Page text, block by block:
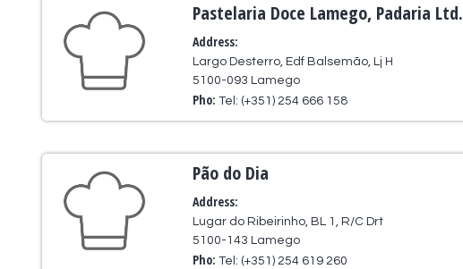
Pastelaria Doce Lamego, Padaria Ltd.
Address:
Largo Desterro, Edf Balsemão, Lj H
5100-093 Lamego
Pho: Tel: (+351) 254 666 158
Pão do Dia
Address:
Lugar do Ribeirinho, BL 1, R/C Drt
5100-143 Lamego
Pho: Tel: (+351) 254 619 260